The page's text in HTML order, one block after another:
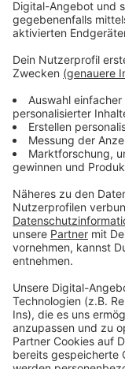
WHO-Modell
Anzeige
Vor allem
großes Problem
Antibiotika-
kaum noch
deshalb die
handelt sich um
Verbesserung
vom
Modells „Die 5
Hier gibt es mehr
Anzeige